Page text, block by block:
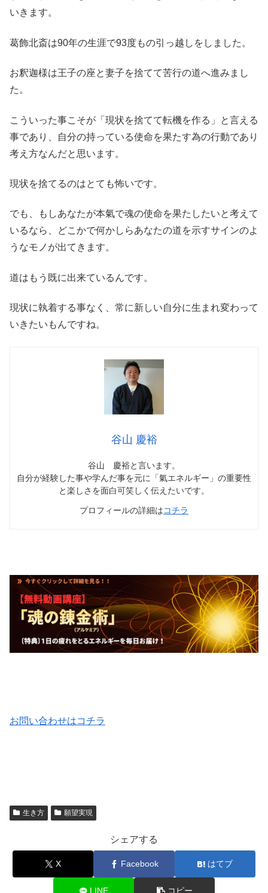
いきます。
葛飾北斎は90年の生涯で93度もの引っ越しをしました。
お釈迦様は王子の座と妻子を捨てて苦行の道へ進みまし
た。
こういった事こそが「現状を捨てて転機を作る」と言える
事であり、自分の持っている使命を果たす為の行動であり
考え方なんだと思います。
現状を捨てるのはとても怖いです。
でも、もしあなたが本氣で魂の使命を果たしたいと考えて
いるなら、どこかで何かしらあなたの道を示すサインのよ
うなモノが出てきます。
道はもう既に出来ているんです。
現状に執着する事なく、常に新しい自分に生まれ変わって
いきたいもんですね。
谷山 慶裕
谷山 慶裕と言います。
自分が経験した事や学んだ事を元に「氣エネルギー」の重要性
と楽しさを面白可笑しく伝えたいです。
プロフィールの詳細はコチラ
お問い合わせはコチラ
生き方 願望実現
シェアする
X Facebook はてブ
LINE コピー